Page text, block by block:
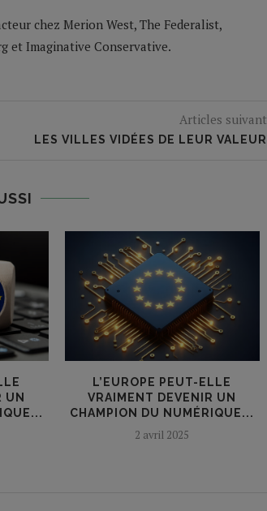
chez Merion West, The Federalist,
et Imaginative Conservative.
Articles suivant
LES VILLES VIDÉES DE LEUR VALEUR
UN
L’EUROPE PEUT-ELLE
VRAIMENT DEVENIR UN
CHAMPION DU NUMÉRIQUE...
2 avril 2025